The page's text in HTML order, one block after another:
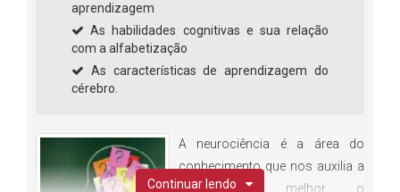
aprendizagem
As habilidades cognitivas e sua relação
com a alfabetização
As características de aprendizagem do
cérebro.
A neurociência é a área do
conhecimento que nos auxilia a
compreender melhor o
Continuar lendo